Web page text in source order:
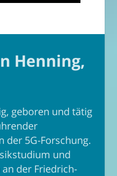
Henning,
geboren und tätig
der 5G-Forschung.
und
der Friedrich-